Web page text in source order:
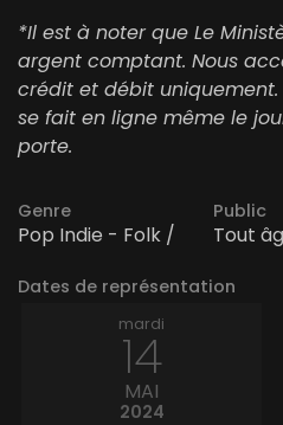
*Il est à noter que Le
argent comptant. Nous
crédit et débit
se fait en ligne même le
porte.
Genre
Pop Indie - Folk /
Public
Tout
Dates de représentation
mardi
14
MAI
2024